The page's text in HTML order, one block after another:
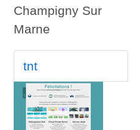
Champigny Sur
Marne
tnt